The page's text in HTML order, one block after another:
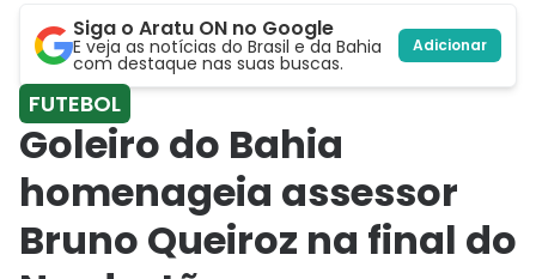
Siga o Aratu ON no Google
E veja as notícias do Brasil e da Bahia
com destaque nas suas buscas.
Adicionar
FUTEBOL
Goleiro do Bahia
homenageia assessor
Bruno Queiroz na final do